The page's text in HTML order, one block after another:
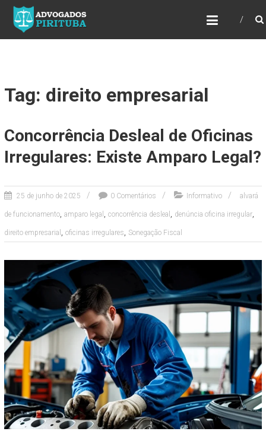
ADVOGADOS PIRITUBA
Precisando de advogado? Entre em contato!
Fazemos toda a assessoria que você
Tag: direito empresarial
Concorrência Desleal de Oficinas
Irregulares: Existe Amparo Legal?
25 de junho de 2025 0 Comentários Informativo alvará
de funcionamento, amparo legal , concorrência desleal , denúncia oficina irregular,
direito empresarial , oficinas irregulares, Sonegação Fiscal